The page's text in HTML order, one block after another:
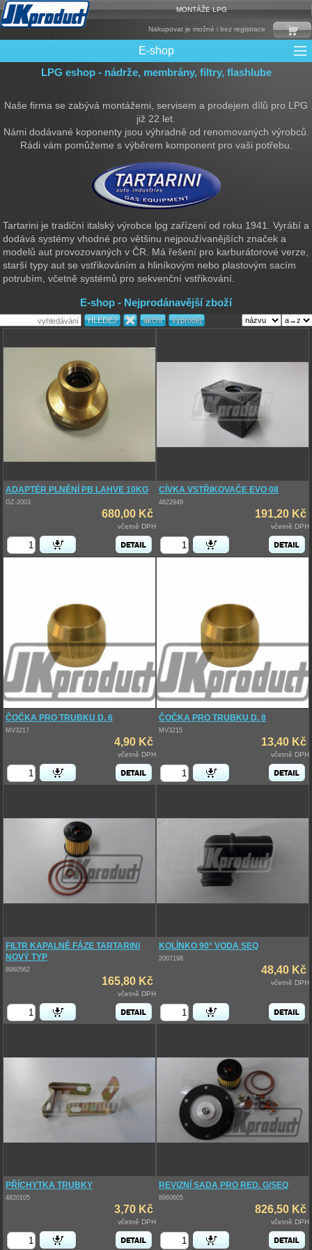
MONTÁŽE LPG
Nakupovat je možné i bez registrace
E-shop
CNG Nádrže
Elektronika + Emulátory
Filtry + Membrány
LPG Nádrže
Mixy + protizášlehové klapky
Multiventily + příslušenství
Ochrana Motoru
Přepínače
Rámy nádrží
Redukce plnění
Reduktory
Řídící jednotky + Testry
Sady + vstřikovače
Spojovací Materiál
Spotřební materiál
Trubky a Hadice
Ventily
LPG eshop - nádrže, membrány, filtry, flashlube
Naše firma se zabývá montážemi, servisem a prodejem dílů pro LPG
již 22 let.
Námi dodávané koponenty jsou výhradně od renomovaných výrobců.
Rádi vám pomůžeme s výběrem komponent pro vaši potřebu.
Tartarini je tradiční italský výrobce lpg zařízení od roku 1941. Vyrábí a
dodává systémy vhodné pro většinu nejpoužívanějších značek a
modelů aut provozovaných v ČR. Má řešení pro karburátorové verze,
starší typy aut se vstřikováním a hliníkovým nebo plastovým sacím
potrubím, včetně systémů pro sekvenční vstřikování.
E-shop - Nejprodánavější zboží
ADAPTÉR PLNĚNÍ PB LAHVE 10KG
GZ-2003
680,00 Kč
včetně DPH
CÍVKA VSTŘIKOVAČE EVO 08
4822949
191,20 Kč
včetně DPH
ČOČKA PRO TRUBKU D. 6
MV3217
4,90 Kč
včetně DPH
ČOČKA PRO TRUBKU D. 8
MV3215
13,40 Kč
včetně DPH
FILTR KAPALNÉ FÁZE TARTARINI
NOVÝ TYP
8960562
165,80 Kč
včetně DPH
KOLÍNKO 90° VODA SEQ
2007198
48,40 Kč
včetně DPH
PŘÍCHYTKA TRUBKY
4820105
3,70 Kč
včetně DPH
REVIZNÍ SADA PRO RED. G/SEQ
8960605
826,50 Kč
včetně DPH